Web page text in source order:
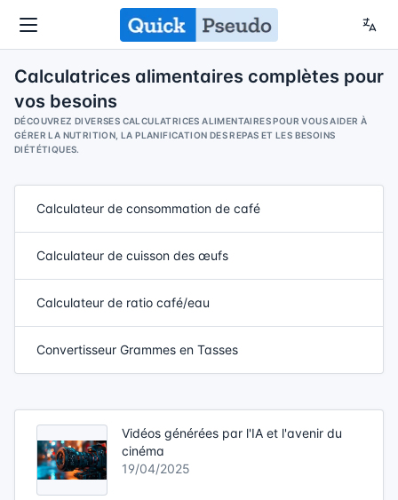
Calculatrices alimentaires complètes pour
vos besoins
DÉCOUVREZ DIVERSES CALCULATRICES ALIMENTAIRES POUR VOUS AIDER À
GÉRER LA NUTRITION, LA PLANIFICATION DES REPAS ET LES BESOINS
DIÉTÉTIQUES.
Calculateur de consommation de café
Calculateur de cuisson des œufs
Calculateur de ratio café/eau
Convertisseur Grammes en Tasses
Vidéos générées par l'IA et l'avenir du
cinéma
19/04/2025